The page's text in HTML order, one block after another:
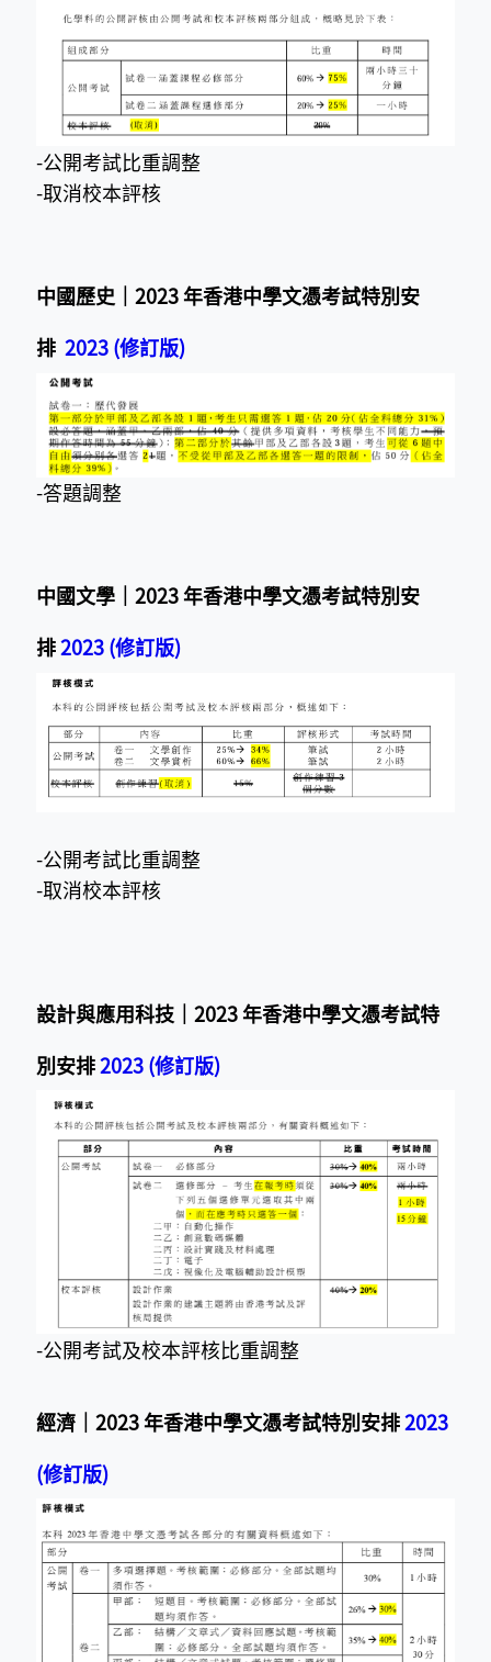
-公開考試比重調整
-取消校本評核
中國歷史｜2023 年香港中學文憑考試特別安
排 2023 (修訂版)
-答題調整
中國文學｜2023 年香港中學文憑考試特別安
排 2023 (修訂版)
-公開考試比重調整
-取消校本評核
設計與應用科技｜2023 年香港中學文憑考試特
別安排2023 (修訂版)
-公開考試及校本評核比重調整
經濟｜2023 年香港中學文憑考試特別安排2023
(修訂版)